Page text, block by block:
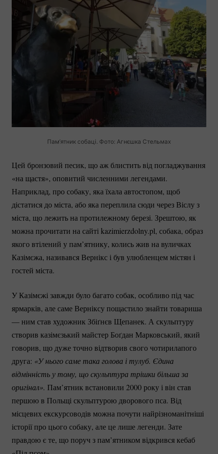
Пам’ятник собаці. Фото: Агнєшка Стельмах
Цей бронзовий песик, що аж блистить від погладжування
«на щастя», оповитий численними легендами.
Наприклад, про собаку, яка їхала автостопом, щоб
дістатися до міста, або яка переплила сюди через Віслу з
міста, що лежить на протилежному березі. Зрештою, як
можна прочитати на сайті kazimierzdolny.pl, собака, образ
якого втілений у пам’ятнику, колись жив на вуличках
Казімєжа, називався Вернікс і був улюбленцем містян і
гостей міста.
У Казімєжі завжди було багато собак, особливо під час
ярмарків, але саме Верніксу пощастило знайти товариша
— ним став художник Збіґнєв Щепанек. А скульптуру
створив казімєзький майстер Боґдан Марковський, який
говорив, що дуже точно відтворив свого чотирилапого
друга: «У нього саме така голова і тулуб. Єдина
відмінність у тому, що скульптура трішки більша за
оригінал». Пам’ятник встановили 2000 року і він став
першою в Польщі скульптурою дворового пса. Від
місцевих екскурсоводів можна почути найрізноманітніші
історії про цього собаку, але це лише легенди. Зате
правдою є те, що поруч з пам’ятником відкрився кебаб